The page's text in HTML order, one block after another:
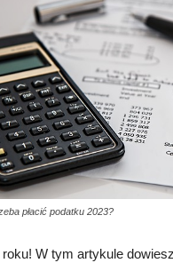
płacić podatku 2023?
W tym artykule